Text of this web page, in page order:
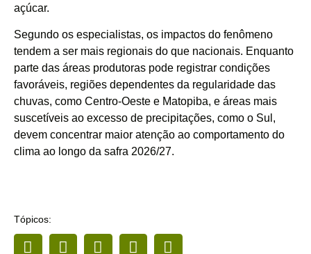
açúcar.
Segundo os especialistas, os impactos do fenômeno
tendem a ser mais regionais do que nacionais. Enquanto
parte das áreas produtoras pode registrar condições
favoráveis, regiões dependentes da regularidade das
chuvas, como Centro-Oeste e Matopiba, e áreas mais
suscetíveis ao excesso de precipitações, como o Sul,
devem concentrar maior atenção ao comportamento do
clima ao longo da safra 2026/27.
Tópicos: